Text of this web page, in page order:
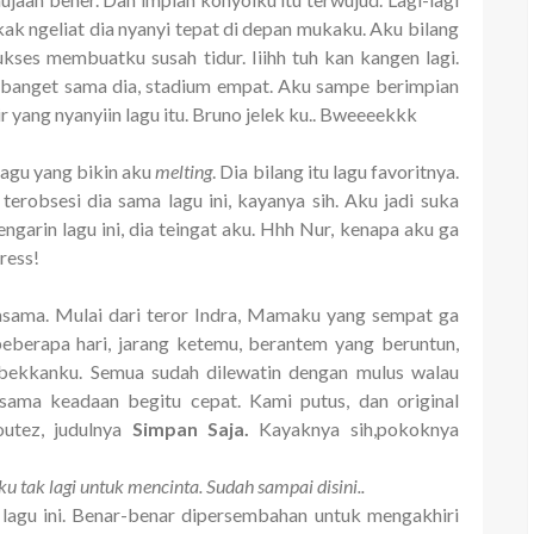
ngeliat dia nyanyi tepat di depan mukaku. Aku bilang
membuatku susah tidur. Iiihh tuh kan kangen lagi.
sama dia, stadium empat. Aku sampe berimpian
nyanyiin lagu itu. Bruno jelek ku.. Bweeeekkk
yang bikin akumelting. Dia bilang itu lagu favoritnya.
dia sama lagu ini, kayanya sih. Aku jadi suka
lagu ini, dia teingat aku. Hhh Nur, kenapa aku ga
Mulai dari teror Indra, Mamaku yang sempat ga
hari, jarang ketemu, berantem yang beruntun,
Semua sudah dilewatin dengan mulus walau
keadaan begitu cepat. Kami putus, dan original
judulnya Simpan Saja. Kayaknya sih,pokoknya
tak lagi untuk mencinta. Sudah sampai disini..
ini. Benar-benar dipersembahan untuk mengakhiri